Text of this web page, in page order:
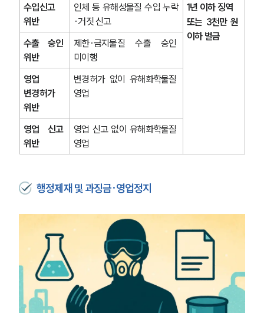
수입신고
위반
인체 등 유해성물질 수입 누락
·거짓 신고
1년 이하 징역
또는 3천만 원
이하 벌금
수출 승인
위반
제한·금지물질 수출 승인
미이행
영업
변경허가
위반
변경허가 없이 유해화학물질
영업
영업 신고
위반
영업 신고 없이 유해화학물질
영업
행정제재 및 과징금·영업정지